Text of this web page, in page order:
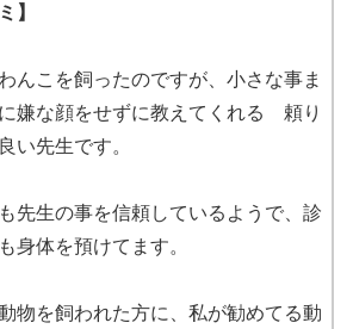
】
んこを飼ったのですが、小さな事ま
嫌な顔をせずに教えてくれる 頼り
い先生です。
先生の事を信頼しているようで、診
身体を預けてます。
物を飼われた方に、私が勧めてる動